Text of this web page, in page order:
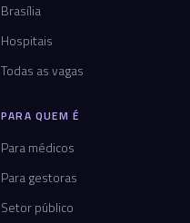
Brasília
Hospitais
Todas as vagas
PARA QUEM É
Para médicos
Para gestoras
Setor público